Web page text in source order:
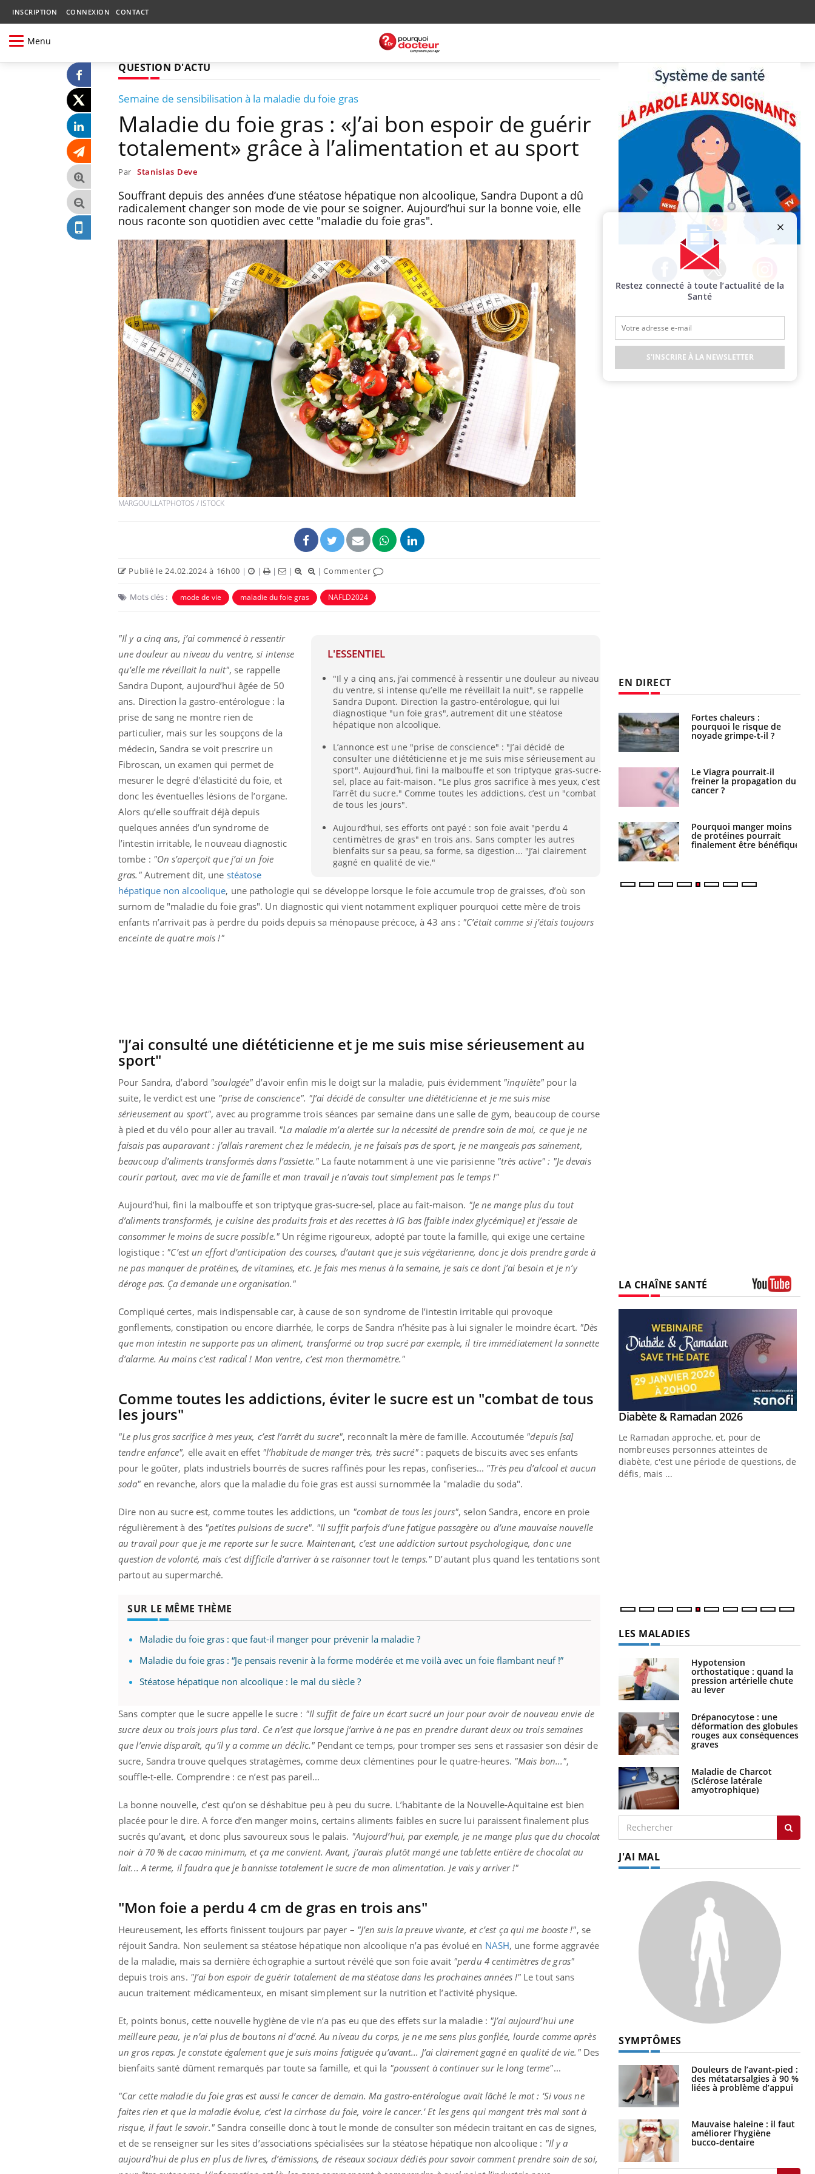
INSCRIPTION CONNEXION CONTACT
Menu
QUESTION D'ACTU
Semaine de sensibilisation à la maladie du foie gras
Maladie du foie gras : «J’ai bon espoir de guérir
totalement» grâce à l’alimentation et au sport
Par Stanislas Deve
Souffrant depuis des années d’une stéatose hépatique non alcoolique, Sandra Dupont a dû
radicalement changer son mode de vie pour se soigner. Aujourd’hui sur la bonne voie, elle
nous raconte son quotidien avec cette "maladie du foie gras".
MARGOUILLATPHOTOS / ISTOCK
Publié le 24.02.2024 à 16h00 | | | | |Commenter
Mots clés : mode de vie maladie du foie gras NAFLD2024
L'ESSENTIEL
"Il y a cinq ans, j’ai commencé à ressentir une douleur au niveau
du ventre, si intense qu’elle me réveillait la nuit", se rappelle
Sandra Dupont. Direction la gastro-entérologue, qui lui
diagnostique "un foie gras", autrement dit une stéatose
hépatique non alcoolique.
L’annonce est une "prise de conscience" : "J’ai décidé de
consulter une diététicienne et je me suis mise sérieusement au
sport". Aujourd’hui, fini la malbouffe et son triptyque gras-sucre-
sel, place au fait-maison. "Le plus gros sacrifice à mes yeux, c’est
l’arrêt du sucre." Comme toutes les addictions, c’est un "combat
de tous les jours".
Aujourd’hui, ses efforts ont payé : son foie avait "perdu 4
centimètres de gras" en trois ans. Sans compter les autres
bienfaits sur sa peau, sa forme, sa digestion... "J’ai clairement
gagné en qualité de vie."
"Il y a cinq ans, j’ai commencé à ressentir
une douleur au niveau du ventre, si intense
qu’elle me réveillait la nuit", se rappelle
Sandra Dupont, aujourd’hui âgée de 50
ans. Direction la gastro-entérologue : la
prise de sang ne montre rien de
particulier, mais sur les soupçons de la
médecin, Sandra se voit prescrire un
Fibroscan, un examen qui permet de
mesurer le degré d'élasticité du foie, et
donc les éventuelles lésions de l’organe.
Alors qu’elle souffrait déjà depuis
quelques années d’un syndrome de
l’intestin irritable, le nouveau diagnostic
tombe : "On s’aperçoit que j’ai un foie
gras."Autrement dit, une stéatose
hépatique non alcoolique, une pathologie qui se développe lorsque le foie accumule trop de graisses, d’où son
surnom de "maladie du foie gras". Un diagnostic qui vient notamment expliquer pourquoi cette mère de trois
enfants n’arrivait pas à perdre du poids depuis sa ménopause précoce, à 43 ans : "C’était comme si j’étais toujours
enceinte de quatre mois !"
"J’ai consulté une diététicienne et je me suis mise sérieusement au
sport"
Pour Sandra, d’abord "soulagée" d’avoir enfin mis le doigt sur la maladie, puis évidemment "inquiète" pour la
suite, le verdict est une "prise de conscience". "J’ai décidé de consulter une diététicienne et je me suis mise
sérieusement au sport", avec au programme trois séances par semaine dans une salle de gym, beaucoup de course
à pied et du vélo pour aller au travail. "La maladie m’a alertée sur la nécessité de prendre soin de moi, ce que je ne
faisais pas auparavant : j’allais rarement chez le médecin, je ne faisais pas de sport, je ne mangeais pas sainement,
beaucoup d’aliments transformés dans l’assiette."La faute notamment à une vie parisienne "très active" : "Je devais
courir partout, avec ma vie de famille et mon travail je n’avais tout simplement pas le temps !"
Aujourd’hui, fini la malbouffe et son triptyque gras-sucre-sel, place au fait-maison. "Je ne mange plus du tout
d’aliments transformés, je cuisine des produits frais et des recettes à IG bas [faible index glycémique] et j’essaie de
consommer le moins de sucre possible." Un régime rigoureux, adopté par toute la famille, qui exige une certaine
logistique : "C’est un effort d’anticipation des courses, d’autant que je suis végétarienne, donc je dois prendre garde à
ne pas manquer de protéines, de vitamines, etc. Je fais mes menus à la semaine, je sais ce dont j’ai besoin et je n’y
déroge pas. Ça demande une organisation."
Compliqué certes, mais indispensable car, à cause de son syndrome de l’intestin irritable qui provoque
gonflements, constipation ou encore diarrhée, le corps de Sandra n’hésite pas à lui signaler le moindre écart. "Dès
que mon intestin ne supporte pas un aliment, transformé ou trop sucré par exemple, il tire immédiatement la sonnette
d’alarme. Au moins c’est radical ! Mon ventre, c’est mon thermomètre."
Comme toutes les addictions, éviter le sucre est un "combat de tous
les jours"
"Le plus gros sacrifice à mes yeux, c’est l’arrêt du sucre", reconnaît la mère de famille. Accoutumée "depuis [sa]
tendre enfance", elle avait en effet "l’habitude de manger très, très sucré": paquets de biscuits avec ses enfants
pour le goûter, plats industriels bourrés de sucres raffinés pour les repas, confiseries... "Très peu d’alcool et aucun
soda" en revanche, alors que la maladie du foie gras est aussi surnommée la "maladie du soda".
Dire non au sucre est, comme toutes les addictions, un "combat de tous les jours", selon Sandra, encore en proie
régulièrement à des "petites pulsions de sucre". "Il suffit parfois d’une fatigue passagère ou d’une mauvaise nouvelle
au travail pour que je me reporte sur le sucre. Maintenant, c’est une addiction surtout psychologique, donc une
question de volonté, mais c’est difficile d’arriver à se raisonner tout le temps." D’autant plus quand les tentations sont
partout au supermarché.
SUR LE MÊME THÈME
Maladie du foie gras : que faut-il manger pour prévenir la maladie ?
Maladie du foie gras : “Je pensais revenir à la forme modérée et me voilà avec un foie flambant neuf !”
Stéatose hépatique non alcoolique : le mal du siècle ?
Sans compter que le sucre appelle le sucre : "Il suffit de faire un écart sucré un jour pour avoir de nouveau envie de
sucre deux ou trois jours plus tard. Ce n’est que lorsque j’arrive à ne pas en prendre durant deux ou trois semaines
que l’envie disparaît, qu’il y a comme un déclic." Pendant ce temps, pour tromper ses sens et rassasier son désir de
sucre, Sandra trouve quelques stratagèmes, comme deux clémentines pour le quatre-heures. "Mais bon...",
souffle-t-elle. Comprendre : ce n’est pas pareil...
La bonne nouvelle, c’est qu’on se déshabitue peu à peu du sucre. L’habitante de la Nouvelle-Aquitaine est bien
placée pour le dire. A force d’en manger moins, certains aliments faibles en sucre lui paraissent finalement plus
sucrés qu’avant, et donc plus savoureux sous le palais. "Aujourd’hui, par exemple, je ne mange plus que du chocolat
noir à 70 % de cacao minimum, et ça me convient. Avant, j’aurais plutôt mangé une tablette entière de chocolat au
lait... A terme, il faudra que je bannisse totalement le sucre de mon alimentation. Je vais y arriver !"
"Mon foie a perdu 4 cm de gras en trois ans"
Heureusement, les efforts finissent toujours par payer – "J’en suis la preuve vivante, et c’est ça qui me booste !", se
réjouit Sandra. Non seulement sa stéatose hépatique non alcoolique n’a pas évolué en NASH, une forme aggravée
de la maladie, mais sa dernière échographie a surtout révélé que son foie avait "perdu 4 centimètres de gras"
depuis trois ans. "J’ai bon espoir de guérir totalement de ma stéatose dans les prochaines années !" Le tout sans
aucun traitement médicamenteux, en misant simplement sur la nutrition et l’activité physique.
Et, points bonus, cette nouvelle hygiène de vie n’a pas eu que des effets sur la maladie : "J’ai aujourd’hui une
meilleure peau, je n’ai plus de boutons ni d’acné. Au niveau du corps, je ne me sens plus gonflée, lourde comme après
un gros repas. Je constate également que je suis moins fatiguée qu’avant... J’ai clairement gagné en qualité de vie."Des
bienfaits santé dûment remarqués par toute sa famille, et qui la "poussent à continuer sur le long terme"...
"Car cette maladie du foie gras est aussi le cancer de demain. Ma gastro-entérologue avait lâché le mot : ‘Si vous ne
faites rien et que la maladie évolue, c’est la cirrhose du foie, voire le cancer.’ Et les gens qui mangent très mal sont à
risque, il faut le savoir."Sandra conseille donc à tout le monde de consulter son médecin traitant en cas de signes,
et de se renseigner sur les sites d’associations spécialisées sur la stéatose hépatique non alcoolique : "Il y a
aujourd’hui de plus en plus de livres, d’émissions, de réseaux sociaux dédiés pour savoir comment prendre soin de soi,
Facebook Twitter Instagram
EN DIRECT
Comment oublier les
écrans en vacances ?
Toujours connectés :
comment le travail
empiète de plus en plus
sur nos soirées
Cancer colorectal : une
stratégie simple aurait
changé la donne au Pays
basque
Chikungunya, dengue,
West Nile : que se passe-
France ?
Les médicaments GLP-1
protègent-ils aussi les os
Cytomégalovirus : ce qui
change dans la prise en
charge des femmes
enceintes
La sieste empêche-t-elle
VIH : la fin du comprimé
tous les jours se profile-t-
elle enfin ?
Pourquoi votre ventre
gâche-t-il les premiers
jours de vos vacances ?
Fortes chaleurs :
pourquoi le risque de
noyade grimpe-t-il ?
Le Viagra pourrait-il
freiner la propagation du
cancer ?
Pourquoi manger moins
de protéines pourrait
finalement être bénéfique
LA CHAÎNE SANTÉ
Carence en fer : comprendre pour
Youtube
Fatigue, irritabilité, brouillard mental ou
même alopécie… Les symptômes de la
carence en fer sont multiples ce qui la rend
En 2026, l'insuline dans le diabète de type 2
reste entourée d'idées reçues chez les
patients comme parfois chez les soignants.
L'été arrive… et avec lui, un tout nouveau
rythme de vie ! Vacances, plage, piscine,
soleil, activités en plein air… Nos mains
sont ...
Youtube
Diabète & Ramadan 2026Youtube
Le Ramadan approche, et, pour de
nombreuses personnes atteintes de
diabète, c'est une période de questions, de
défis, mais ...
LES MALADIES
Hypotension
orthostatique : quand la
pression artérielle chute
au lever
Drépanocytose : une
déformation des globules
rouges aux conséquences
graves
Maladie de Charcot
(Sclérose latérale
amyotrophique)
J'AI MAL
SYMPTÔMES
Douleurs de l’avant-pied :
des métatarsalgies à 90 %
liées à problème d’appui
Mauvaise haleine : il faut
améliorer l’hygiène
bucco-dentaire
Restez connecté à toute l’actualité de la
Santé
S'INSCRIRE À LA NEWSLETTER